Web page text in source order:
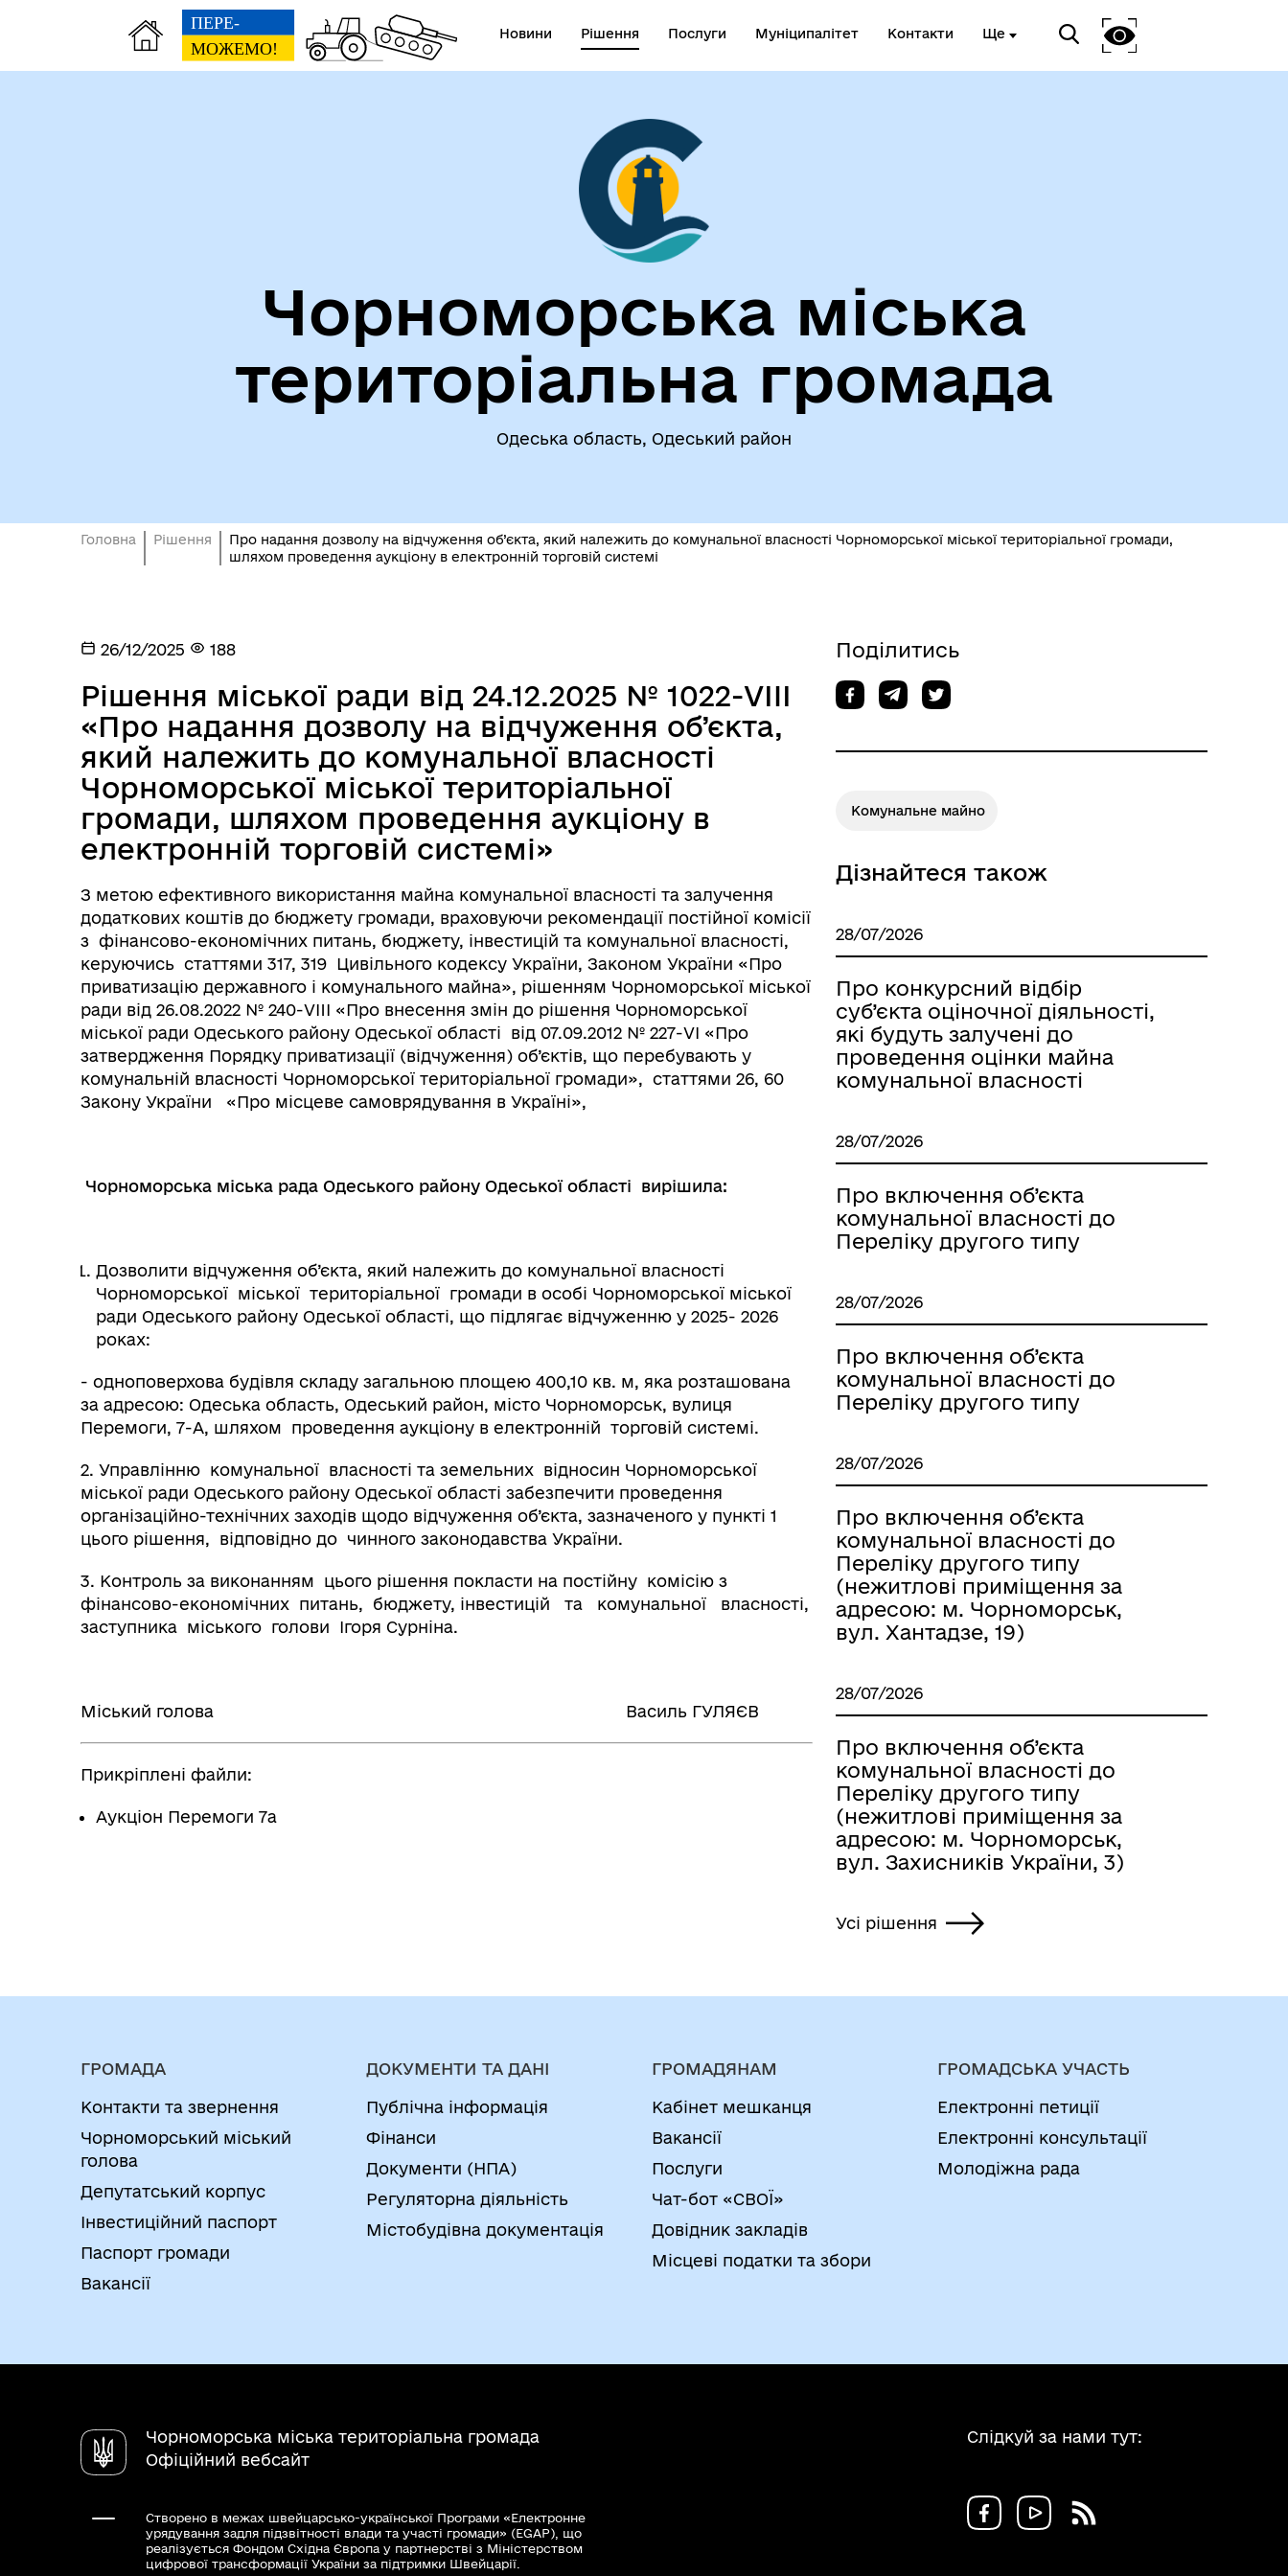
Новини Рішення Послуги Муніципалітет Контакти Ще
робочі групи, комісії)
Герої не вмирають!
ВЕТЕРАНАМ
Безбар’єрний простір
Чорноморська міська
територіальна громада
Одеська область, Одеський район
Головна Рішення
Про надання дозволу на відчуження об’єкта, який належить до комунальної власності Чорноморської міської територіальної громади,
шляхом проведення аукціону в електронній торговій системі
26/12/2025 188
Рішення міської ради від 24.12.2025 № 1022-VIII
«Про надання дозволу на відчуження об’єкта,
який належить до комунальної власності
Чорноморської міської територіальної
громади, шляхом проведення аукціону в
електронній торговій системі»
З метою ефективного використання майна комунальної власності та залучення
додаткових коштів до бюджету громади, враховуючи рекомендації постійної комісії
з фінансово-економічних питань, бюджету, інвестицій та комунальної власності,
керуючись статтями 317, 319 Цивільного кодексу України, Законом України «Про
приватизацію державного і комунального майна», рішенням Чорноморської міської
ради від 26.08.2022 № 240-VIII «Про внесення змін до рішення Чорноморської
міської ради Одеського району Одеської області від 07.09.2012 № 227-VI «Про
затвердження Порядку приватизації (відчуження) об’єктів, що перебувають у
комунальній власності Чорноморської територіальної громади», статтями 26, 60
Закону України «Про місцеве самоврядування в Україні»,
Чорноморська міська рада Одеського району Одеської області вирішила:
Дозволити відчуження об’єкта, який належить до комунальної власності
Чорноморської міської територіальної громади в особі Чорноморської міської
ради Одеського району Одеської області, що підлягає відчуженню у 2025- 2026
роках:
- одноповерхова будівля складу загальною площею 400,10 кв. м, яка розташована
за адресою: Одеська область, Одеський район, місто Чорноморськ, вулиця
Перемоги, 7-А, шляхом проведення аукціону в електронній торговій системі.
2. Управлінню комунальної власності та земельних відносин Чорноморської
міської ради Одеського району Одеської області забезпечити проведення
організаційно-технічних заходів щодо відчуження об’єкта, зазначеного у пункті 1
цього рішення, відповідно до чинного законодавства України.
3. Контроль за виконанням цього рішення покласти на постійну комісію з
фінансово-економічних питань, бюджету, інвестицій та комунальної власності,
заступника міського голови Ігоря Сурніна.
Міський голова Василь ГУЛЯЄВ
Прикріплені файли:
Аукціон Перемоги 7а
Поділитись
Комунальне майно
Дізнайтеся також
28/07/2026
Про конкурсний відбір
суб’єкта оціночної діяльності,
які будуть залучені до
проведення оцінки майна
комунальної власності
28/07/2026
Про включення об’єкта
комунальної власності до
Переліку другого типу
28/07/2026
Про включення об’єкта
комунальної власності до
Переліку другого типу
28/07/2026
Про включення об’єкта
комунальної власності до
Переліку другого типу
(нежитлові приміщення за
адресою: м. Чорноморськ,
вул. Хантадзе, 19)
28/07/2026
Про включення об’єкта
комунальної власності до
Переліку другого типу
(нежитлові приміщення за
адресою: м. Чорноморськ,
вул. Захисників України, 3)
Усі рішення
ГРОМАДА
Контакти та звернення
Чорноморський міський
голова
Депутатський корпус
Інвестиційний паспорт
Паспорт громади
Вакансії
ДОКУМЕНТИ ТА ДАНІ
Публічна інформація
Фінанси
Документи (НПА)
Регуляторна діяльність
Містобудівна документація
ГРОМАДЯНАМ
Кабінет мешканця
Вакансії
Послуги
Чат-бот «СВОЇ»
Довідник закладів
Місцеві податки та збори
ГРОМАДСЬКА УЧАСТЬ
Електронні петиції
Електронні консультації
Молодіжна рада
Чорноморська міська територіальна громада
Офіційний вебсайт
Створено в межах швейцарсько-української Програми «Електронне
урядування задля підзвітності влади та участі громади» (EGAP), що
реалізується Фондом Східна Європа у партнерстві з Міністерством
цифрової трансформації України за підтримки Швейцарії.
Слідкуй за нами тут: